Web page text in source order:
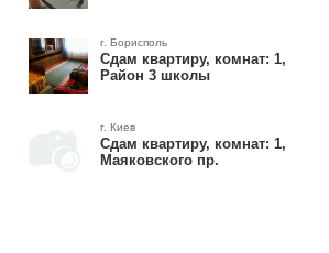
г. Борисполь
Сдам квартиру, комнат: 1,
Район 3 школы
г. Киев
Сдам квартиру, комнат: 1,
Маяковского пр.